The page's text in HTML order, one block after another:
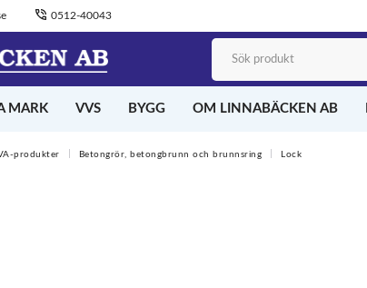
0512-40043
MARK VVS BYGG OM LINNABÄCKEN AB
produkter Betongrör, betongbrunn och brunnsring Lock